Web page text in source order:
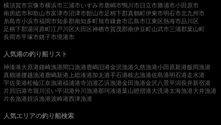
横須賀市宗像市横浜市三浦市いすみ市鹿嶋市鴨川市 日立市勝浦市小田原市
南房総市和歌山市富津市沼津市館山市足柄下郡真鶴町伊東市明石市北九州市
糸島市小浜市福岡市知多郡南知多町旭市鎌倉市広島市江東区熱海市品川区
足柄下郡湯河原町江戸川区 大田区神栖市賀茂郡南伊豆町山武市三浦郡葉山町
長岡市平塚市銚子市境港市
人気港の釣り船リスト
神湊港大原港鐘崎漁港 間口漁港鹿嶋旧港金沢漁港久慈漁港小田原新港飯岡漁港
真鶴港 腰越漁港鹿嶋新港 上総湊港加太港手石港岐志漁港佐島港明石港走水港
宇佐美港松輪江奈漁港福浦港寺泊港乙浜漁港金田漁港金沢八景平潟長井新宿港
片貝旧港市堀川沿い平潟港外川漁港那珂湊港葉山鐙摺港大洗港太海漁港大井漁港
片名漁港姪浜漁港波崎港西津漁港
人気エリアの釣り船検索